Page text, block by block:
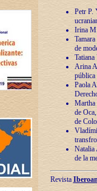
Petr P.
Irina
de
Arina
pública
Paola
Martha
de
de
Natalia
de la
Revista